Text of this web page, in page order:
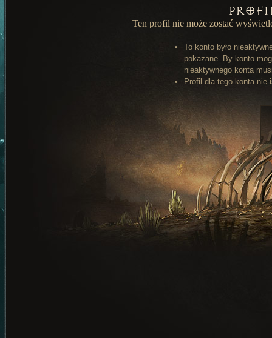
Ten profil nie może zostać
To konto było
pokazane. By konto
nieaktywnego konta
Profil dla tego konta nie